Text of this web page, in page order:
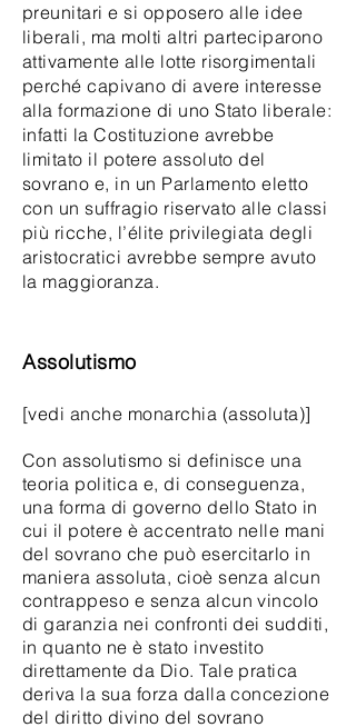
preunitari e si opposero alle idee
liberali, ma molti altri parteciparono
attivamente alle lotte risorgimentali
perché capivano di avere interesse
alla formazione di uno Stato liberale:
infatti la Costituzione avrebbe
limitato il potere assoluto del
sovrano e, in un Parlamento eletto
con un suffragio riservato alle classi
più ricche, l’élite privilegiata degli
aristocratici avrebbe sempre avuto
la maggioranza.
Assolutismo
[vedi anche monarchia (assoluta)]
Con assolutismo si definisce una
teoria politica e, di conseguenza,
una forma di governo dello Stato in
cui il potere è accentrato nelle mani
del sovrano che può esercitarlo in
maniera assoluta, cioè senza alcun
contrappeso e senza alcun vincolo
di garanzia nei confronti dei sudditi,
in quanto ne è stato investito
direttamente da Dio. Tale pratica
deriva la sua forza dalla concezione
del diritto divino del sovrano